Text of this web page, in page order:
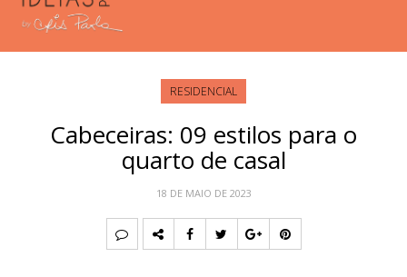
RESIDENCIAL
Cabeceiras: 09 estilos para o
quarto de casal
18 DE MAIO DE 2023